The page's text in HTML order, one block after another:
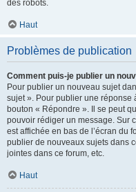
des robots.
Haut
Problèmes de publication
Comment puis-je publier un
Pour publier un nouveau sujet
sujet ». Pour publier une réponse
bouton « Répondre ». Il se peut
pouvoir rédiger un message. Sur
est affichée en bas de l’écran du
publier de nouveaux sujets dans
jointes dans ce forum, etc.
Haut